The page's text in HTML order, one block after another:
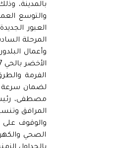
بالمدينة،
والتوسع
العبور
وأعمال
الفرمة
لضمان سرعة
مصطفى،
المرافق
والوقوف
الصحي